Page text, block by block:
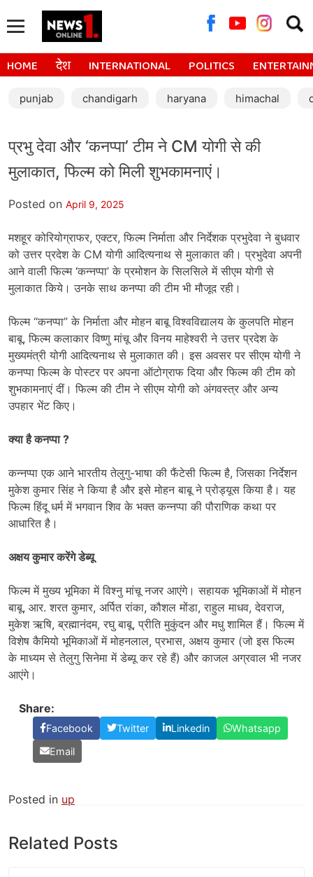
for:
HOME देश INTERNATIONAL POLITICS
punjab chandigarh haryana himachal
प्रभु देवा और ‘कनप्पा’ टीम ने CM योगी से की
मुलाकात, फिल्म को मिली शुभकामनाएं।
Posted on April 9, 2025
मशहूर कोरियोग्राफर, एक्टर, फिल्म निर्माता और निर्देशक प्रभुदेवा ने बुधवार
को उत्तर प्रदेश के CM योगी आदित्यनाथ से मुलाकात की। प्रभुदेवा अपनी
आने वाली फिल्म ‘कन्नप्पा’ के प्रमोशन के सिलसिले में सीएम योगी से
मुलाकात किये। उनके साथ कनप्पा की टीम भी मौजूद रही।
फिल्म “कनप्पा” के निर्माता और मोहन बाबू विश्वविद्यालय के कुलपति मोहन
बाबू, फिल्म कलाकार विष्णु मांचू और विनय माहेश्वरी ने उत्तर प्रदेश के
मुख्यमंत्री योगी आदित्यनाथ से मुलाकात की। इस अवसर पर सीएम योगी ने
कनप्पा फिल्म के पोस्टर पर अपना ऑटोग्राफ दिया और फिल्म की टीम को
शुभकामनाएं दीं। फिल्म की टीम ने सीएम योगी को अंगवस्त्र और अन्य
उपहार भेंट किए।
क्या है कनप्पा ?
कन्नप्पा एक आने भारतीय तेलुगु-भाषा की फैंटेसी फिल्म है, जिसका निर्देशन
मुकेश कुमार सिंह ने किया है और इसे मोहन बाबू ने प्रोड्यूस किया है। यह
फिल्म हिंदू धर्म में भगवान शिव के भक्त कन्नप्पा की पौराणिक कथा पर
आधारित है।
अक्षय कुमार करेंगे डेब्यू
फिल्म में मुख्य भूमिका में विश्नु मांचू नजर आएंगे। सहायक भूमिकाओं में मोहन
बाबू, आर. शरत कुमार, अर्पित रांका, कौशल मोंडा, राहुल माधव, देवराज,
मुकेश ऋषि, ब्रह्मानंदम, रघु बाबू, प्रीति मुकुंदन और मधु शामिल हैं। फिल्म में
विशेष कैमियो भूमिकाओं में मोहनलाल, प्रभास, अक्षय कुमार (जो इस फिल्म
के माध्यम से तेलुगु सिनेमा में डेब्यू कर रहे हैं) और काजल अग्रवाल भी नजर
आएंगे।
Share:
Facebook Twitter Linkedin
Whatsapp
Email
Posted in up
Related Posts